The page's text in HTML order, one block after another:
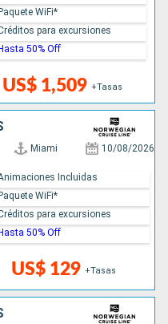
US$ 1,509 +Tasas
WiFi*
para excursiones
50% Off
Miami 10/08/2026
US$ 129 +Tasas
Incluidas
WiFi*
para excursiones
50% Off